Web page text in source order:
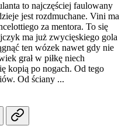
to najczęściej faulowany
jest rozdmuchane. Vini ma
za mentora. To się
ma już zwycięskiego gola
ten wózek nawet gdy nie
grał w piłkę niech
kopią po nogach. Od tego
Od ściany ...